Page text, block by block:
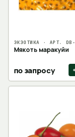
ЭКЗОТИКА · АРТ.
Мякоть маракуйи
по запросу